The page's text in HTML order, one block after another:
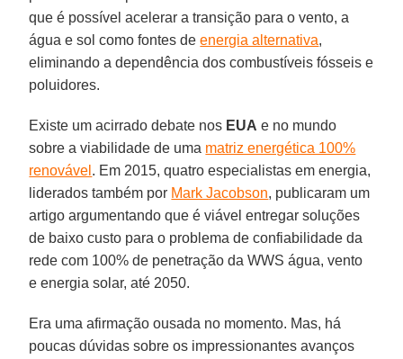
que é possível acelerar a transição para o vento, a
água e sol como fontes deenergia alternativa,
eliminando a dependência dos combustíveis fósseis e
poluidores.
Existe um acirrado debate nos EUA e no mundo
sobre a viabilidade de uma matriz energética 100%
renovável . Em 2015, quatro especialistas em energia,
liderados também por Mark Jacobson, publicaram um
artigo argumentando que é viável entregar soluções
de baixo custo para o problema de confiabilidade da
rede com 100% de penetração da WWS água, vento
e energia solar, até 2050.
Era uma afirmação ousada no momento. Mas, há
poucas dúvidas sobre os impressionantes avanços